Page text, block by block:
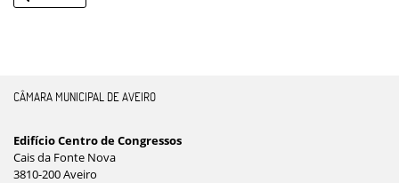
CÂMARA MUNICIPAL DE AVEIRO
Edifício Centro de Congressos
Cais da Fonte Nova
3810-200 Aveiro